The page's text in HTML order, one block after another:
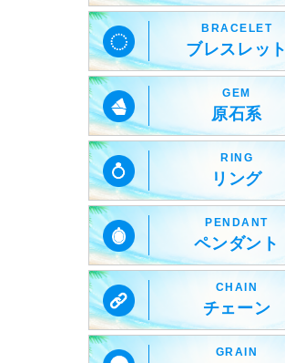
ブレスレット
BRACELET
原石系
GEM
リング
RING
ペンダント
PENDANT
チェーン
CHAIN
GRAIN